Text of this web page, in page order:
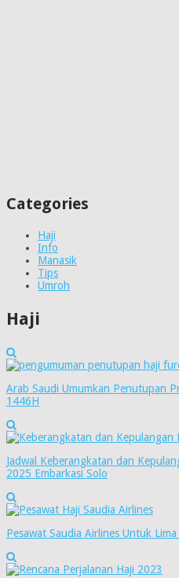
Categories
Haji
Info
Manasik
Tips
Umroh
Haji
Arab Saudi Umumkan Penutupan
1446H
Jadwal Keberangkatan dan
2025 Embarkasi Solo
Pesawat Saudia Airlines Untuk Lima